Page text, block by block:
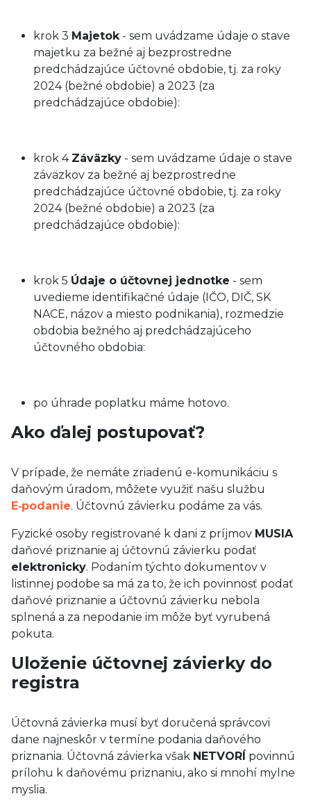
krok 3 Majetok- sem uvádzame údaje o stave
majetku za bežné aj bezprostredne
predchádzajúce účtovné obdobie, tj. za roky
2024 (bežné obdobie) a 2023 (za
predchádzajúce obdobie):
krok 4 Záväzky - sem uvádzame údaje o stave
záväzkov za bežné aj bezprostredne
predchádzajúce účtovné obdobie, tj. za roky
2024 (bežné obdobie) a 2023 (za
predchádzajúce obdobie):
krok 5 Údaje o účtovnej jednotke - sem
uvedieme identifikačné údaje (IČO, DIČ, SK
NACE, názov a miesto podnikania), rozmedzie
obdobia bežného aj predchádzajúceho
účtovného obdobia:
po úhrade poplatku máme hotovo.
Ako ďalej postupovať?
V prípade, že nemáte zriadenú e-komunikáciu s
daňovým úradom, môžete využiť našu službu
E‑podanie. Účtovnú závierku podáme za vás.
Fyzické osoby registrované k dani z príjmov MUSIA
daňové priznanie aj účtovnú závierku podať
elektronicky. Podaním týchto dokumentov v
listinnej podobe sa má za to, že ich povinnosť podať
daňové priznanie a účtovnú závierku nebola
splnená a za nepodanie im môže byť vyrubená
pokuta.
Uloženie účtovnej závierky do
registra
Účtovná závierka musí byť doručená správcovi
dane najneskôr v termíne podania daňového
priznania. Účtovná závierka však NETVORÍ povinnú
prílohu k daňovému priznaniu, ako si mnohí mylne
myslia.